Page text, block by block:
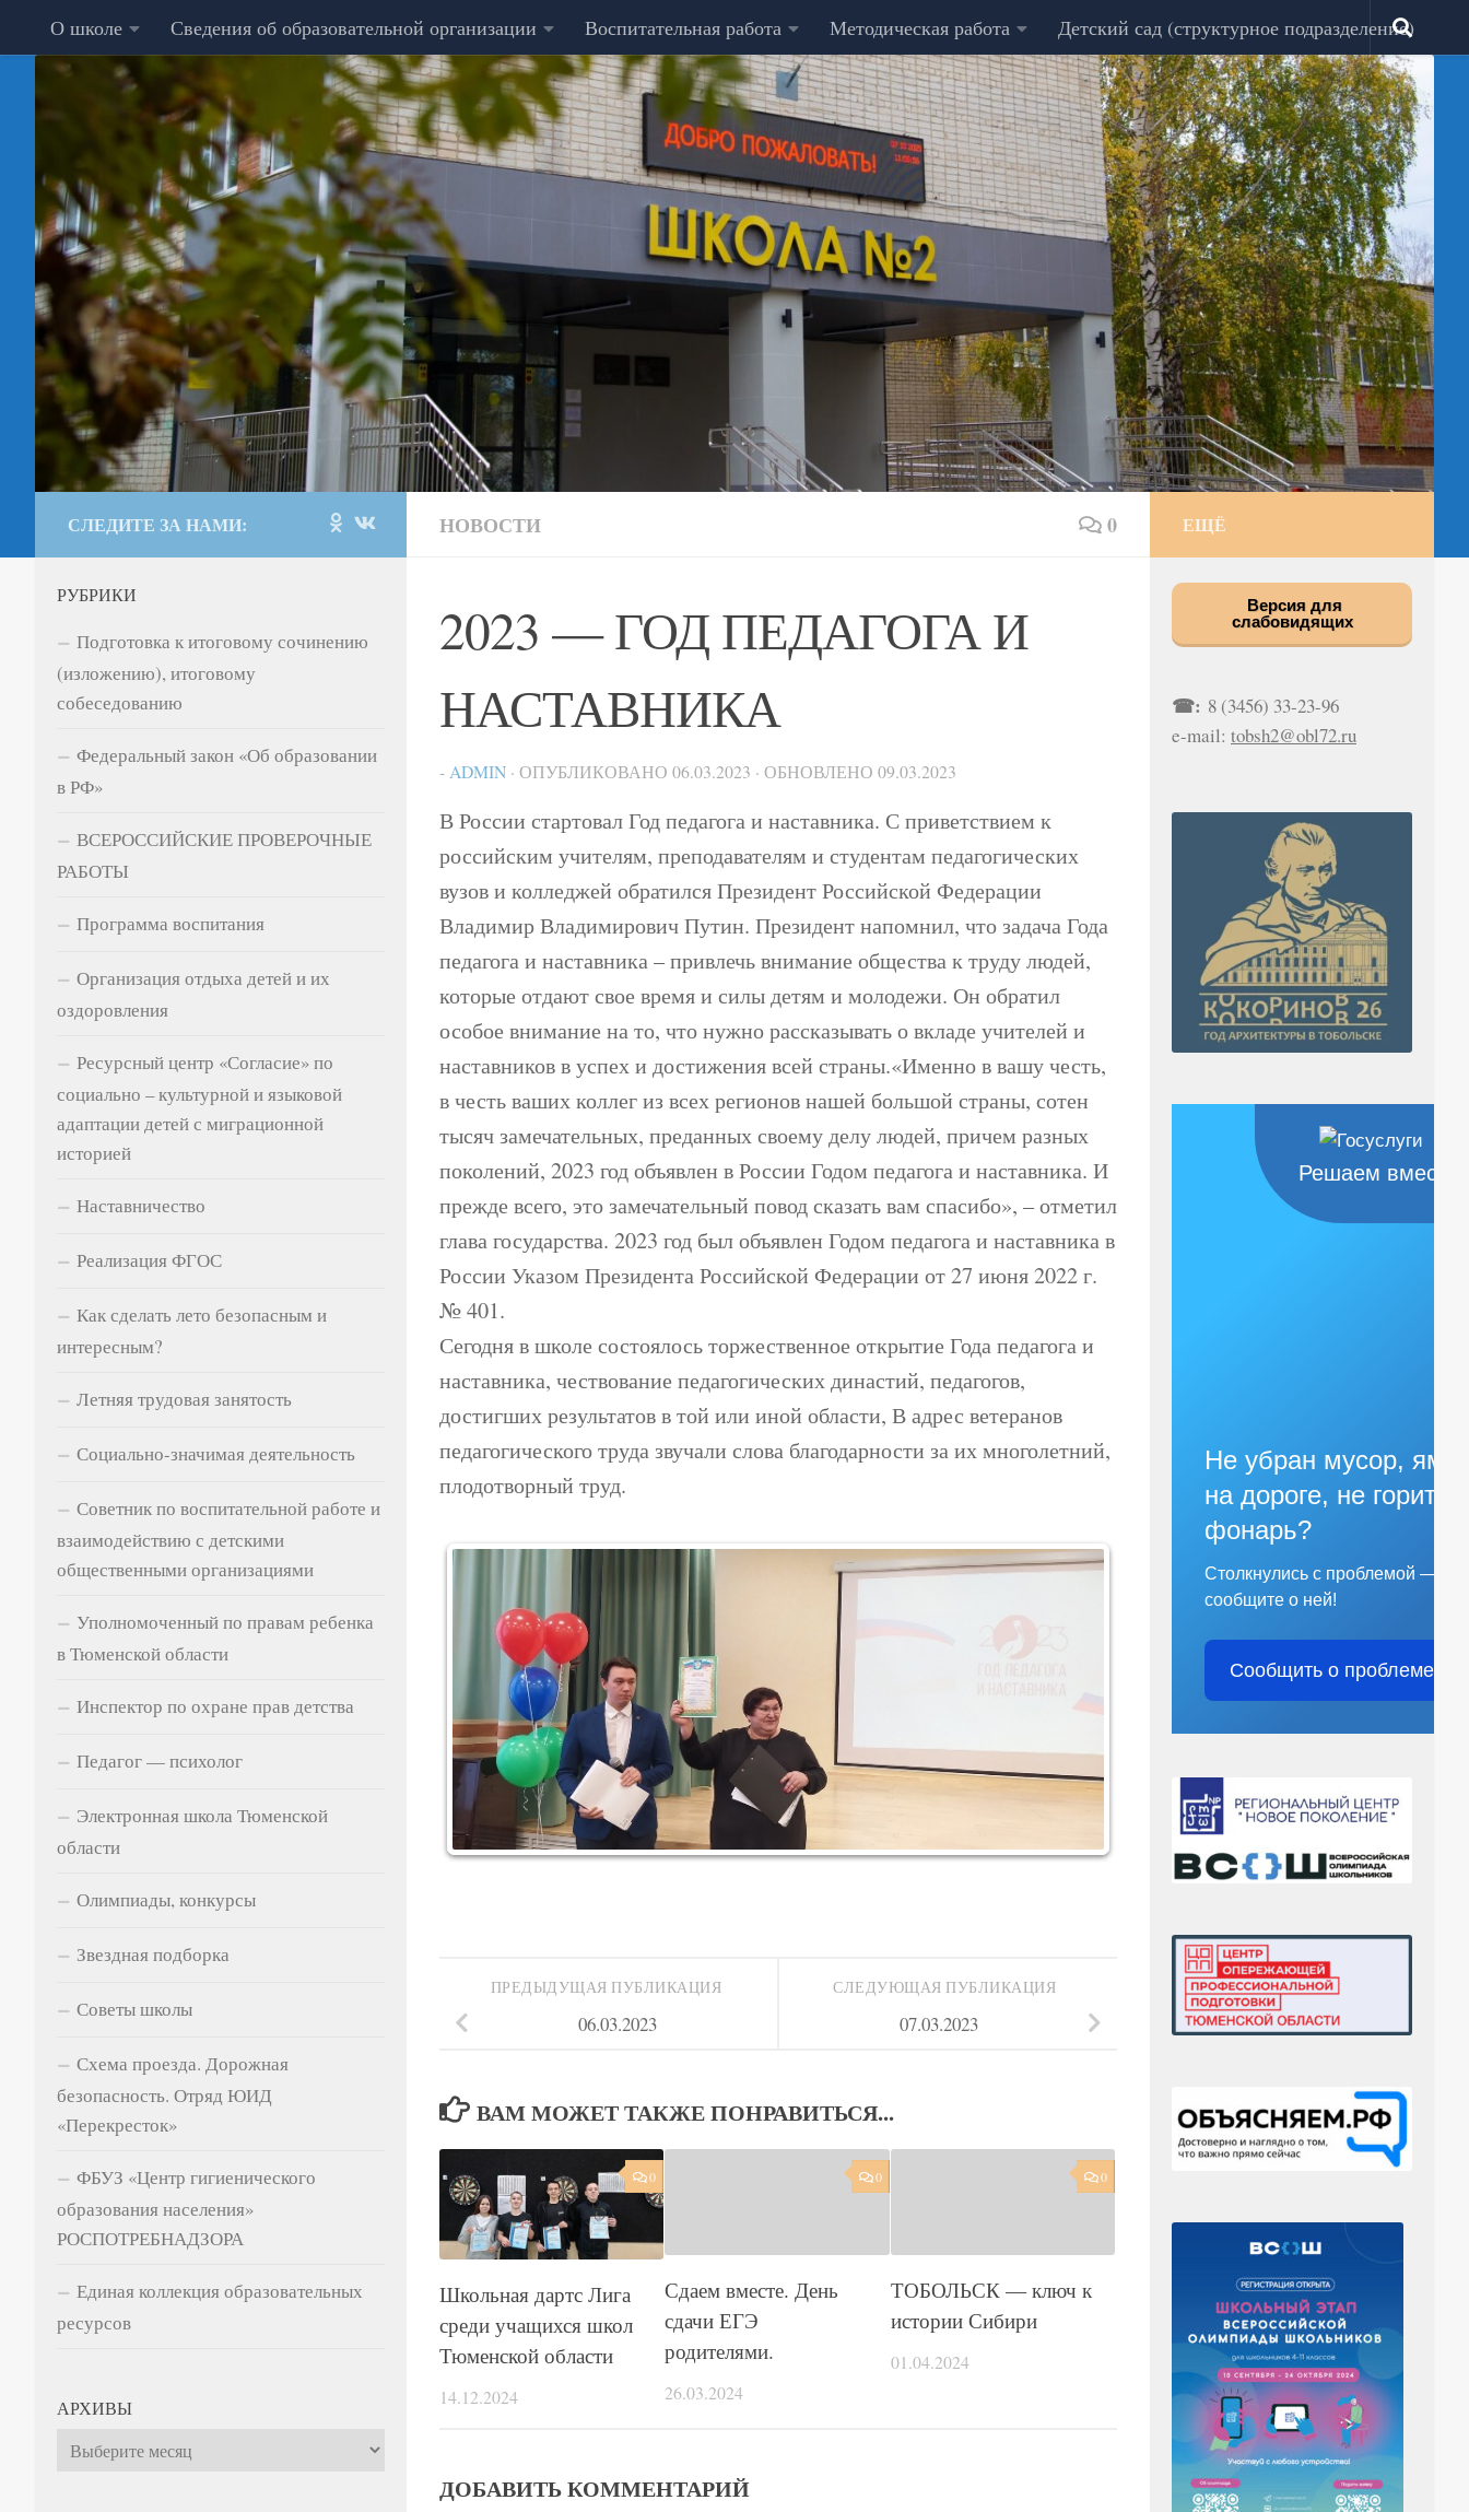
Перейти к содержимому
О школе Сведения об образовательной организации Воспитательная работа Методическая работа Детский сад (структурное подразделение)
НОВОСТИ 0
2023 — ГОД ПЕДАГОГА И
НАСТАВНИКА
- ADMIN · ОПУБЛИКОВАНО 06.03.2023 · ОБНОВЛЕНО 09.03.2023
В России стартовал Год педагога и наставника. С приветствием к
российским учителям, преподавателям и студентам педагогических
вузов и колледжей обратился Президент Российской Федерации
Владимир Владимирович Путин. Президент напомнил, что задача Года
педагога и наставника – привлечь внимание общества к труду людей,
которые отдают свое время и силы детям и молодежи. Он обратил
особое внимание на то, что нужно рассказывать о вкладе учителей и
наставников в успех и достижения всей страны.«Именно в вашу честь,
в честь ваших коллег из всех регионов нашей большой страны, сотен
тысяч замечательных, преданных своему делу людей, причем разных
поколений, 2023 год объявлен в России Годом педагога и наставника. И
прежде всего, это замечательный повод сказать вам спасибо», – отметил
глава государства. 2023 год был объявлен Годом педагога и наставника в
России Указом Президента Российской Федерации от 27 июня 2022 г.
№ 401.
Сегодня в школе состоялось торжественное открытие Года педагога и
наставника, чествование педагогических династий, педагогов,
достигших результатов в той или иной области, В адрес ветеранов
педагогического труда звучали слова благодарности за их многолетний,
плодотворный труд.
СЛЕДУЮЩАЯ ПУБЛИКАЦИЯ
ПРЕДЫДУЩАЯ ПУБЛИКАЦИЯ
06.03.2023
ВАМ МОЖЕТ ТАКЖЕ ПОНРАВИТЬСЯ...
Школьная дартс Лига
Сдаем вместе. День
СЛЕДИТЕ ЗА НАМИ:
РУБРИКИ
Подготовка к итоговому сочинению
(изложению), итоговому
собеседованию
Федеральный закон «Об образовании
в РФ»
ВСЕРОССИЙСКИЕ ПРОВЕРОЧНЫЕ
РАБОТЫ
Программа воспитания
Организация отдыха детей и их
оздоровления
Ресурсный центр «Согласие» по
социально – культурной и языковой
адаптации детей с миграционной
историей
Наставничество
Реализация ФГОС
Как сделать лето безопасным и
интересным?
Летняя трудовая занятость
Социально-значимая деятельность
Советник по воспитательной работе и
взаимодействию с детскими
общественными организациями
Уполномоченный по правам ребенка
в Тюменской области
Инспектор по охране прав детства
Педагог — психолог
Электронная школа Тюменской
области
Олимпиады, конкурсы
Звездная подборка
Советы школы
Схема проезда. Дорожная
безопасность. Отряд ЮИД
«Перекресток»
ФБУЗ «Центр гигиенического
образования населения»
РОСПОТРЕБНАДЗОРА
Единая коллекция образовательных
ресурсов
АРХИВЫ
Архивы
ЕЩЁ
Версия для
слабовидящих
☎: 8 (3456) 33-23-96
e-mail: tobsh2@obl72.ru
Решаем вместе
Не убран мусор, яма
на дороге, не горит
фонарь?
Столкнулись с проблемой —
сообщите о ней!
Сообщить о проблеме